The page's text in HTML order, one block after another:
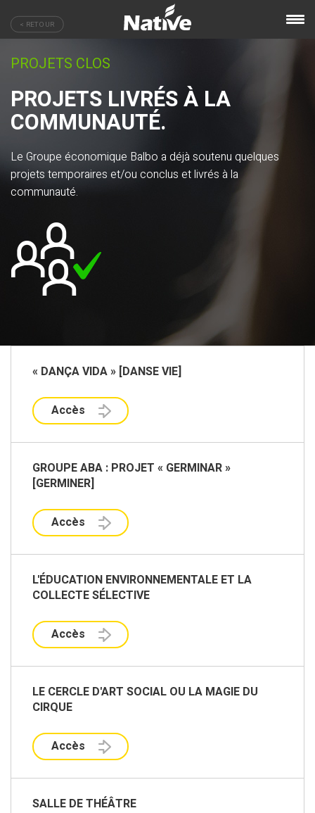
< RETOUR
PROJETS CLOS
PROJETS LIVRÉS À LA
COMMUNAUTÉ.
Le Groupe économique Balbo a déjà soutenu quelques
projets temporaires et/ou conclus et livrés à la
communauté.
« DANÇA VIDA » [DANSE VIE]
Accès
GROUPE ABA : PROJET « GERMINAR »
[GERMINER]
Accès
L'ÉDUCATION ENVIRONNEMENTALE ET LA
COLLECTE SÉLECTIVE
Accès
LE CERCLE D'ART SOCIAL OU LA MAGIE DU
CIRQUE
Accès
SALLE DE THÉÂTRE